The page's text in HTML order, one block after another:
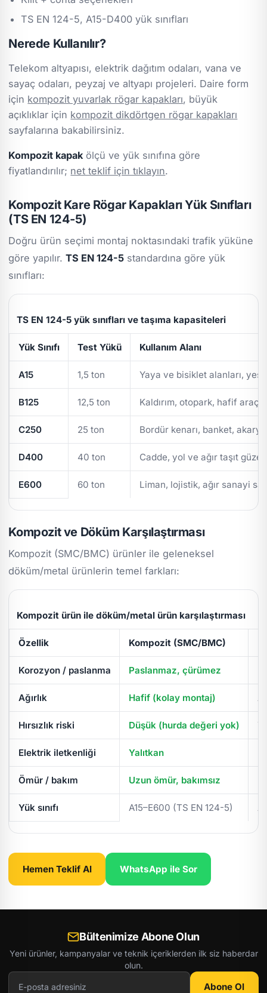
TS EN 124-5, A15-D400 yük sınıfları
Nerede Kullanılır?
Telekom altyapısı, elektrik dağıtım odaları, vana ve
sayaç odaları, peyzaj ve altyapı projeleri. Daire form
için kompozit yuvarlak rögar kapakları, büyük
açıklıklar için kompozit dikdörtgen rögar kapakları
sayfalarına bakabilirsiniz.
Kompozit kapakölçü ve yük sınıfına göre
fiyatlandırılır; net teklif için tıklayın.
Kompozit Kare Rögar Kapakları Yük Sınıfları
(TS EN 124-5)
Doğru ürün seçimi montaj noktasındaki trafik yüküne
göre yapılır.TS EN 124-5 standardına göre yük
sınıfları:
TS EN 124-5 yük sınıfları ve taşıma kapasiteleri
Yük Sınıfı Test Yükü Kullanım Alanı
A15 1,5 ton Yaya ve bisiklet alanları,
B125 12,5 ton Kaldırım, otopark, hafif araç
C250 25 ton Bordür kenarı, banket,
D400 40 ton Cadde, yol ve ağır taşıt
E600 60 ton Liman, lojistik, ağır sanayi
Kompozit ve Döküm Karşılaştırması
Kompozit (SMC/BMC) ürünler ile geleneksel
döküm/metal ürünlerin temel farkları:
Kompozit ürün ile döküm/metal ürün karşılaştırması
Özellik Kompozit (SMC/BMC)
Korozyon / paslanma Paslanmaz, çürümez
Ağırlık Hafif (kolay montaj)
Hırsızlık riski Düşük (hurda değeri yok)
Elektrik iletkenliği Yalıtkan
Ömür / bakım Uzun ömür, bakımsız
Yük sınıfı A15–E600 (TS EN 124-5)
Hemen Teklif Al WhatsApp ile Sor
Bültenimize Abone Olun
Yeni ürünler, kampanyalar ve teknik içeriklerden ilk siz haberdar
olun.
Abone Ol